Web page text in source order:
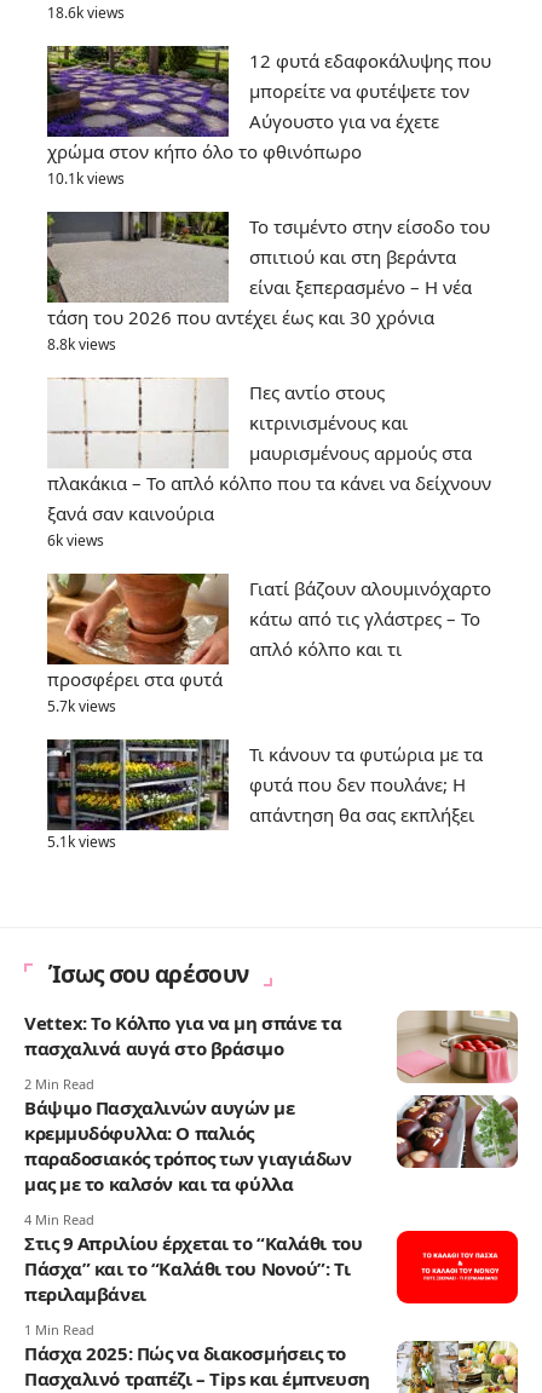
18.6k views
12 φυτά εδαφοκάλυψης που
μπορείτε να φυτέψετε τον
Αύγουστο για να έχετε
χρώμα στον κήπο όλο το φθινόπωρο
10.1k views
Το τσιμέντο στην είσοδο του
σπιτιού και στη βεράντα
είναι ξεπερασμένο – Η νέα
τάση του 2026 που αντέχει έως και 30 χρόνια
8.8k views
Πες αντίο στους
κιτρινισμένους και
μαυρισμένους αρμούς στα
πλακάκια – Το απλό κόλπο που τα κάνει να δείχνουν
ξανά σαν καινούρια
6k views
Γιατί βάζουν αλουμινόχαρτο
κάτω από τις γλάστρες – Το
απλό κόλπο και τι
προσφέρει στα φυτά
5.7k views
Τι κάνουν τα φυτώρια με τα
φυτά που δεν πουλάνε; Η
απάντηση θα σας εκπλήξει
5.1k views
Ίσως σου αρέσουν
Vettex: Το Κόλπο για να μη σπάνε τα
πασχαλινά αυγά στο βράσιμο
2 Min Read
Βάψιμο Πασχαλινών αυγών με
κρεμμυδόφυλλα: Ο παλιός
παραδοσιακός τρόπος των γιαγιάδων
μας με το καλσόν και τα φύλλα
4 Min Read
Στις 9 Απριλίου έρχεται το “Καλάθι του
Πάσχα” και το “Καλάθι του Νονού”: Τι
περιλαμβάνει
1 Min Read
Πάσχα 2025: Πώς να διακοσμήσεις το
Πασχαλινό τραπέζι – Tips και έμπνευση